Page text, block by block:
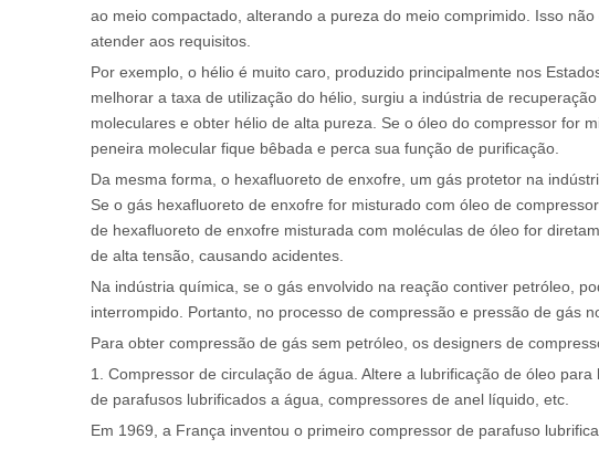
ao meio compactado, alterando a pureza do meio comprimido. Isso
atender aos requisitos.
Por exemplo, o hélio é muito caro, produzido principalmente nos
melhorar a taxa de utilização do hélio, surgiu a indústria de
moleculares e obter hélio de alta pureza. Se o óleo do compressor for
peneira molecular fique bêbada e perca sua função de purificação.
Da mesma forma, o hexafluoreto de enxofre, um gás protetor na
Se o gás hexafluoreto de enxofre for misturado com óleo de
de hexafluoreto de enxofre misturada com moléculas de óleo for
de alta tensão, causando acidentes.
Na indústria química, se o gás envolvido na reação contiver petróleo,
interrompido. Portanto, no processo de compressão e pressão de gás
Para obter compressão de gás sem petróleo, os designers de
1. Compressor de circulação de água. Altere a lubrificação de óleo
de parafusos lubrificados a água, compressores de anel líquido, etc.
Em 1969, a França inventou o primeiro compressor de parafuso